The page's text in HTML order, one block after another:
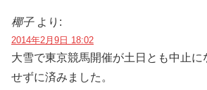
椰子 より:
2014年2月9日 18:02
大雪で東京競馬開催が土日とも中止に
せずに済みました。